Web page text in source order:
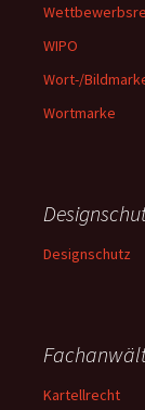
WIPO
Wort-/
Wortmarke
Designschutz
Kartellrecht